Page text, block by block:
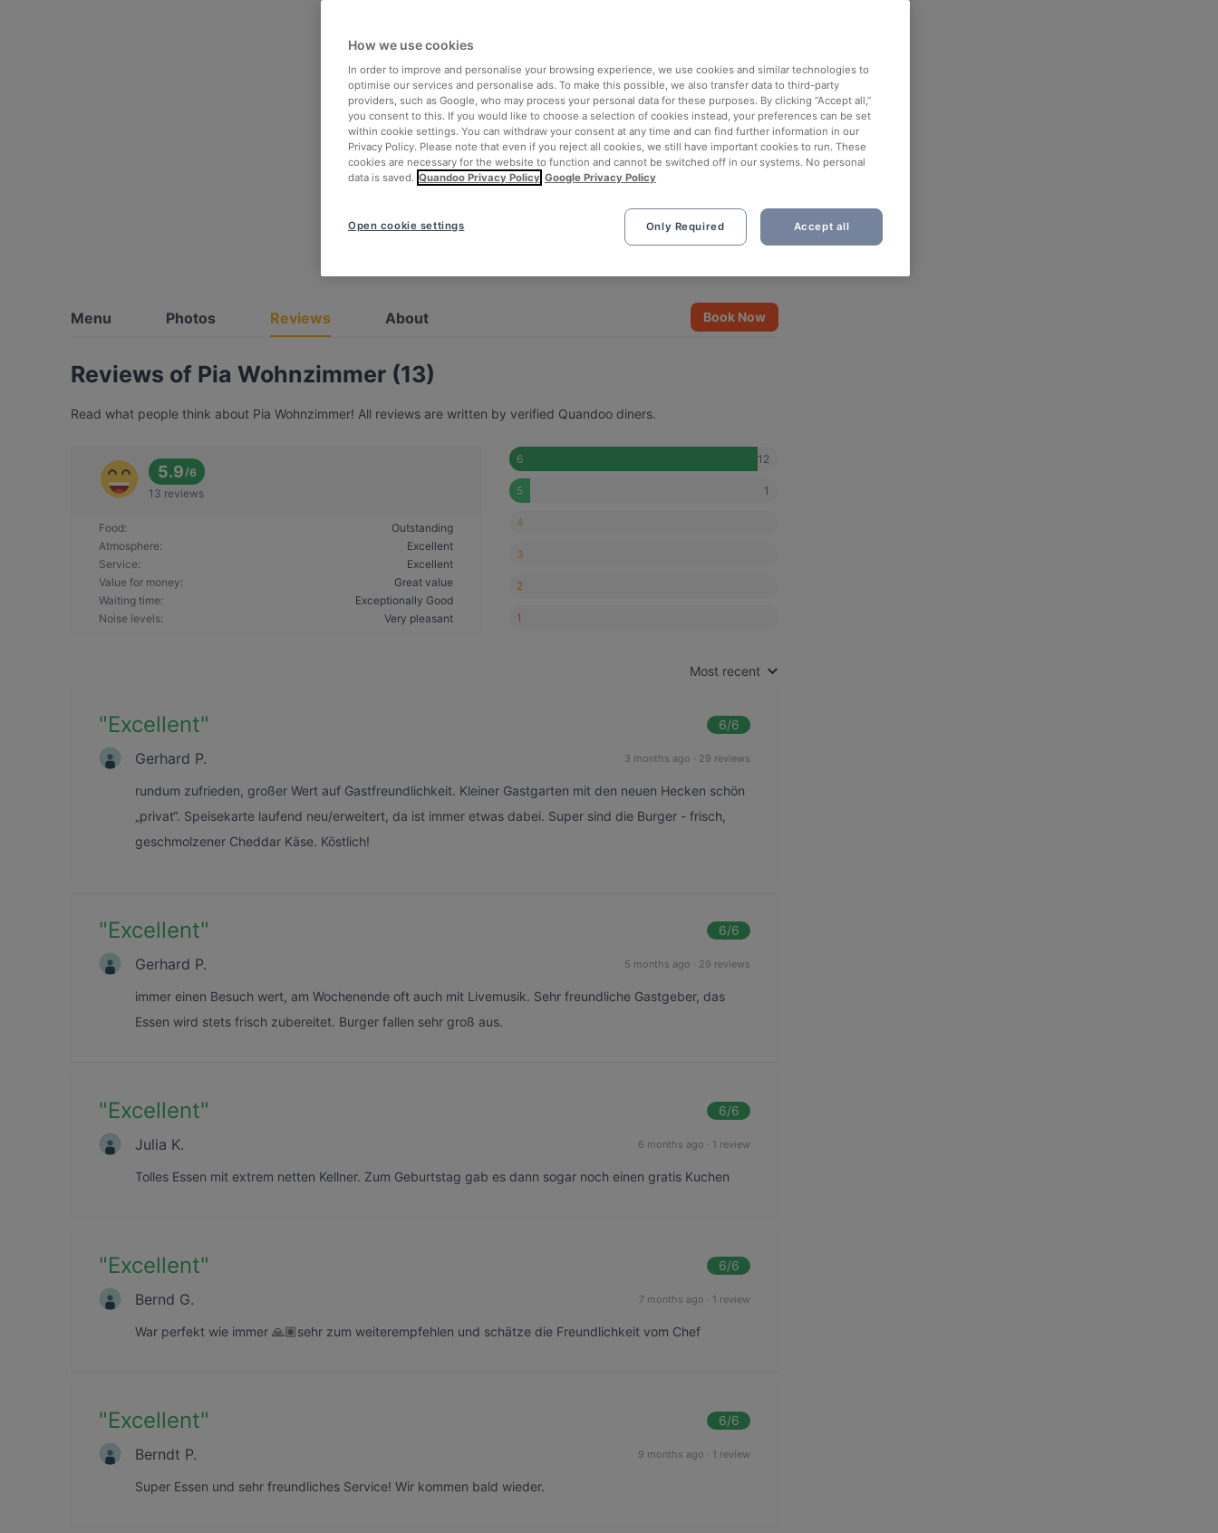
Menu Photos Reviews About Book Now
Reviews of Pia Wohnzimmer (13)
Read what people think about Pia Wohnzimmer! All reviews are written by verified Quandoo diners.
5.9/6
13 reviews
Food:
Outstanding
Atmosphere:
Excellent
Service:
Excellent
Value for money:
Great value
Waiting time:
Exceptionally Good
Noise levels: Very pleasant
6 12
5 1
4
3
2
1
Most recent
"Excellent" 6/6
Gerhard P. 3 months ago · 29 reviews
rundum zufrieden, großer Wert auf Gastfreundlichkeit. Kleiner Gastgarten mit den neuen Hecken schön
„privat“. Speisekarte laufend neu/erweitert, da ist immer etwas dabei. Super sind die Burger - frisch,
geschmolzener Cheddar Käse. Köstlich!
"Excellent" 6/6
Gerhard P. 5 months ago · 29 reviews
immer einen Besuch wert, am Wochenende oft auch mit Livemusik. Sehr freundliche Gastgeber, das
Essen wird stets frisch zubereitet. Burger fallen sehr groß aus.
"Excellent" 6/6
Julia K. 6 months ago · 1 review
Tolles Essen mit extrem netten Kellner. Zum Geburtstag gab es dann sogar noch einen gratis Kuchen
"Excellent" 6/6
Bernd G. 7 months ago · 1 review
War perfekt wie immer 🙏🏽sehr zum weiterempfehlen und schätze die Freundlichkeit vom Chef
"Excellent" 6/6
Berndt P. 9 months ago · 1 review
Super Essen und sehr freundliches Service! Wir kommen bald wieder.
How we use cookies
In order to improve and personalise your browsing experience, we use cookies and similar technologies to
optimise our services and personalise ads. To make this possible, we also transfer data to third-party
providers, such as Google, who may process your personal data for these purposes. By clicking “Accept all,”
you consent to this. If you would like to choose a selection of cookies instead, your preferences can be set
within cookie settings. You can withdraw your consent at any time and can find further information in our
Privacy Policy. Please note that even if you reject all cookies, we still have important cookies to run. These
cookies are necessary for the website to function and cannot be switched off in our systems. No personal
data is saved. Quandoo Privacy Policy Google Privacy Policy
Only Required Accept all
Open cookie settings